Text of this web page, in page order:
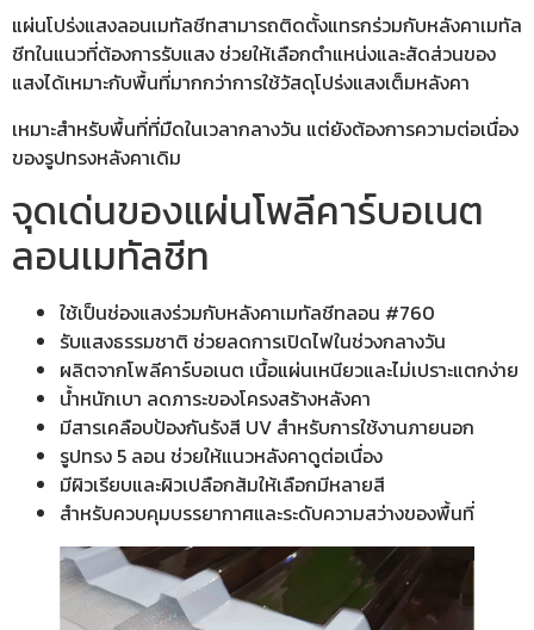
แผ่นโปร่งแสงลอนเมทัลชีทสามารถติดตั้งแทรกร่วมกับหลังคาเมทัล
ชีทในแนวที่ต้องการรับแสง ช่วยให้เลือกตำแหน่งและสัดส่วนของ
แสงได้เหมาะกับพื้นที่มากกว่าการใช้วัสดุโปร่งแสงเต็มหลังคา
เหมาะสำหรับพื้นที่ที่มืดในเวลากลางวัน แต่ยังต้องการความต่อเนื่อง
ของรูปทรงหลังคาเดิม
จุดเด่นของแผ่นโพลีคาร์บอเนต
ลอนเมทัลชีท
ใช้เป็นช่องแสงร่วมกับหลังคาเมทัลชีทลอน #760
รับแสงธรรมชาติ ช่วยลดการเปิดไฟในช่วงกลางวัน
ผลิตจากโพลีคาร์บอเนต เนื้อแผ่นเหนียวและไม่เปราะแตกง่าย
น้ำหนักเบา ลดภาระของโครงสร้างหลังคา
มีสารเคลือบป้องกันรังสี UV สำหรับการใช้งานภายนอก
รูปทรง 5 ลอน ช่วยให้แนวหลังคาดูต่อเนื่อง
มีผิวเรียบและผิวเปลือกส้มให้เลือกมีหลายสี
สำหรับควบคุมบรรยากาศและระดับความสว่างของพื้นที่